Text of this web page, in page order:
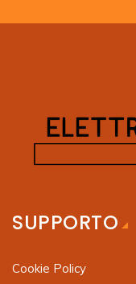
SUPPORTO
Cookie Policy